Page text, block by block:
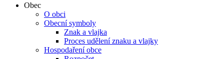
Obec
O obci
Obecní symboly
Znak a vlajka
Proces udělení znaku a vlajky
Hospodaření obce